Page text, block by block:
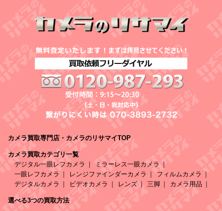
カメラ買取専門店・カメラのリサマイTOP
カメラ買取カテゴリ一覧
デジタル一眼レフカメラ
ミラーレス一眼カメラ
一眼レフカメラ
レンジファインダーカメラ
フィルムカメラ
デジタルカメラ
ビデオカメラ レンズ 三脚 カメラ用品
選べる3つの買取方法